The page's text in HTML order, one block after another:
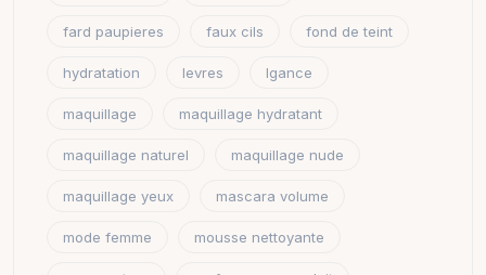
fard paupieres faux cils fond de teint
hydratation levres lgance
maquillage maquillage hydratant
maquillage naturel maquillage nude
maquillage yeux mascara volume
mode femme mousse nettoyante